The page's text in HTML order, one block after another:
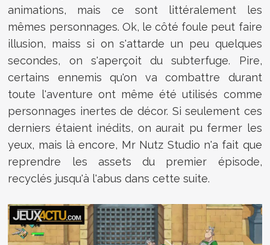
animations, mais ce sont littéralement les
mêmes personnages. Ok, le côté foule peut faire
illusion, maiss si on s'attarde un peu quelques
secondes, on s'aperçoit du subterfuge. Pire,
certains ennemis qu'on va combattre durant
toute l'aventure ont même été utilisés comme
personnages inertes de décor. Si seulement ces
derniers étaient inédits, on aurait pu fermer les
yeux, mais là encore, Mr Nutz Studio n'a fait que
reprendre les assets du premier épisode,
recyclés jusqu'à l'abus dans cette suite.